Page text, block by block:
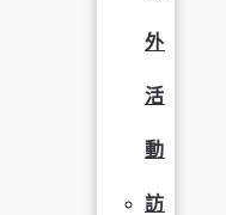
外
活
動
訪